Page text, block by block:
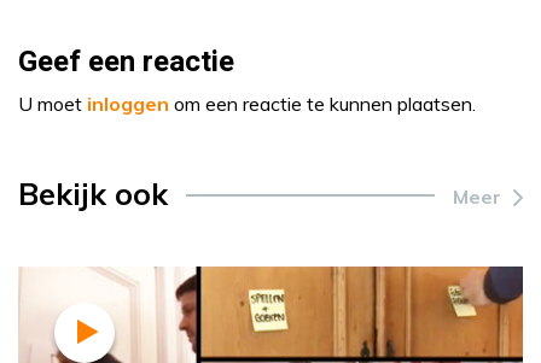
Geef een reactie
U moet inloggen om een reactie te kunnen plaatsen.
Bekijk ook Meer